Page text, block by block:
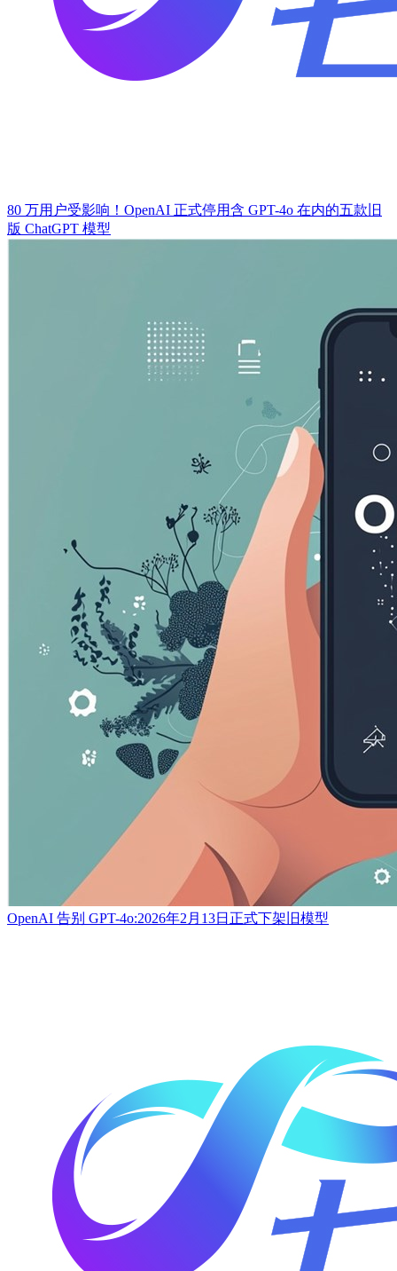
80 万用户受影响！OpenAI 正式停用含 GPT-4o 在内的五款旧
版 ChatGPT 模型
OpenAI 告别 GPT-4o:2026年2月13日正式下架旧模型